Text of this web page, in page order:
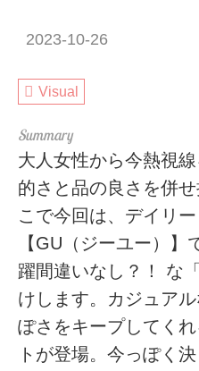
2023-10-26
Visual
大人女性から今熱視
的さと品の良さを併
こで今回は、デイリ
【GU（ジーユー）
躍間違いなし？！ な
けします。カジュア
ぽさをキープしてく
トが登場。今っぽく